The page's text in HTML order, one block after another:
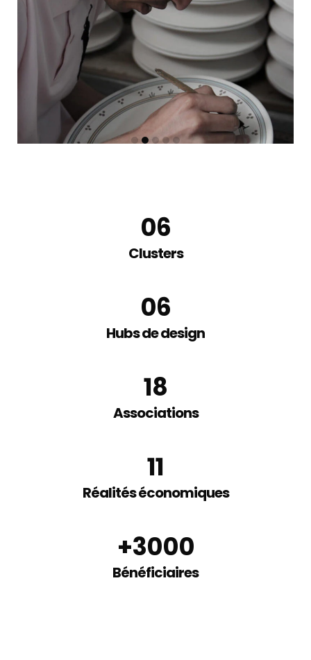
les associations
et réalités économiques
06
Clusters
06
Hubs de design
18
Associations
11
Réalités économiques
+3000
Bénéficiaires